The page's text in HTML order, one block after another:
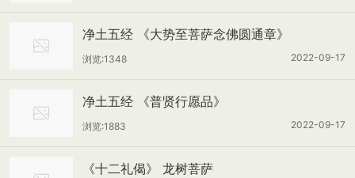
净土五经 《大势至菩萨念佛圆通章》
2022-09-17
浏览:1348
净土五经 《普贤行愿品》
2022-09-17
浏览:1883
《十二礼偈》 龙树菩萨